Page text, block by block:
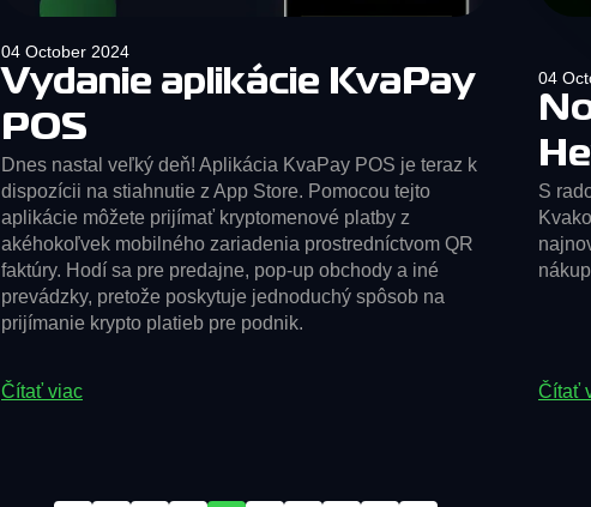
04 October 2024
Vydanie aplikácie KvaPay
POS
Dnes nastal veľký deň! Aplikácia KvaPay POS je teraz k
dispozícii na stiahnutie z App Store. Pomocou tejto
aplikácie môžete prijímať kryptomenové platby z
akéhokoľvek mobilného zariadenia prostredníctvom QR
faktúry. Hodí sa pre predajne, pop-up obchody a iné
prevádzky, pretože poskytuje jednoduchý spôsob na
prijímanie krypto platieb pre podnik.
Čítať viac
04
S
Čítať